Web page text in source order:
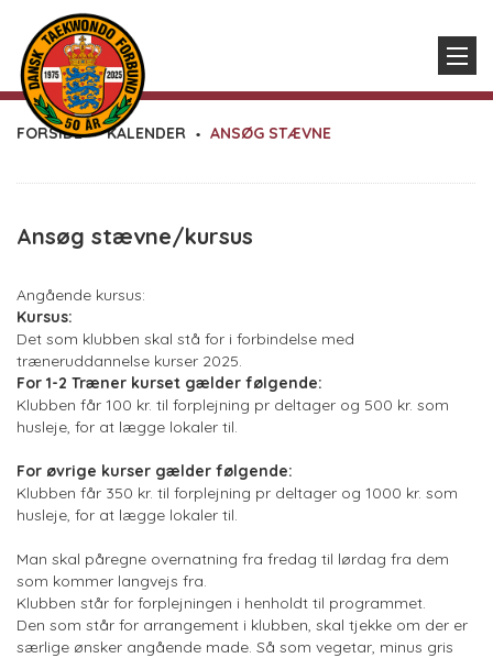
FORSIDE KALENDER ANSØG STÆVNE
Ansøg stævne/kursus
Angående kursus:
Kursus:
Det som klubben skal stå for i forbindelse med
træneruddannelse kurser 2025.
For 1-2 Træner kurset gælder følgende:
Klubben får 100 kr. til forplejning pr deltager og 500 kr. som
husleje, for at lægge lokaler til.
For øvrige kurser gælder følgende:
Klubben får 350 kr. til forplejning pr deltager og 1000 kr. som
husleje, for at lægge lokaler til.
Man skal påregne overnatning fra fredag til lørdag fra dem
som kommer langvejs fra.
Klubben står for forplejningen i henholdt til programmet.
Den som står for arrangement i klubben, skal tjekke om der er
særlige ønsker angående made. Så som vegetar, minus gris